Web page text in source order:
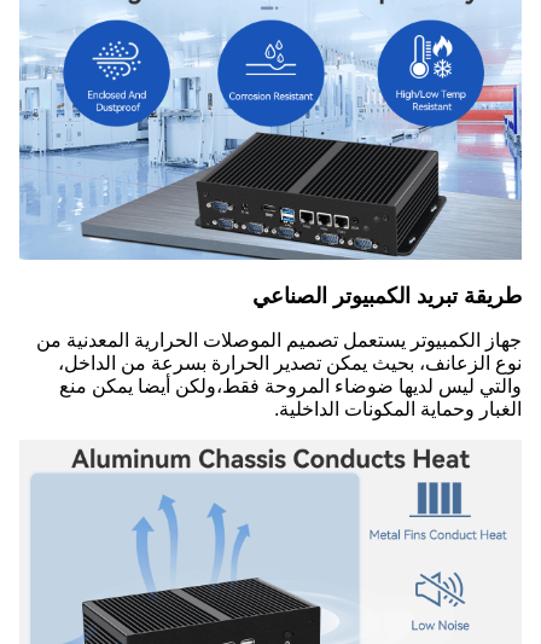
طريقة تبريد الكمبيوتر الصناعي
جهاز الكمبيوتر يستعمل تصميم الموصلات الحرارية المعدنية من
نوع الزعانف، بحيث يمكن تصدير الحرارة بسرعة من الداخل،
والتي ليس لديها ضوضاء المروحة فقط،ولكن أيضا يمكن منع
الغبار وحماية المكونات الداخلية.